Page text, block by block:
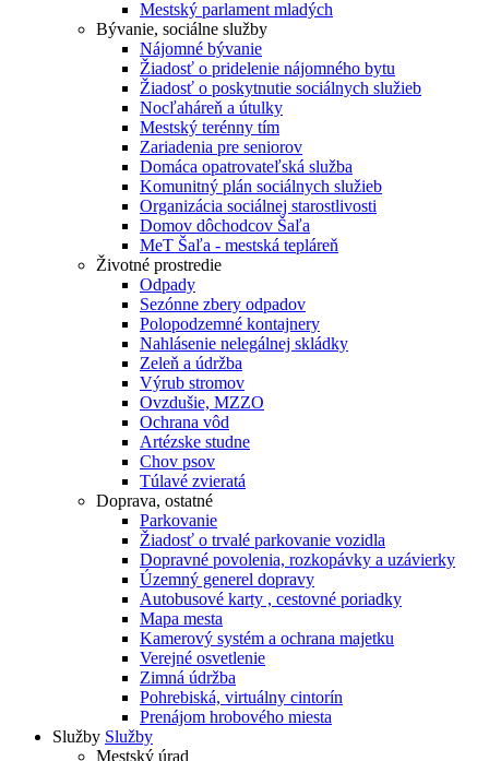
Mestský parlament mladých
Bývanie, sociálne služby
Nájomné bývanie
Žiadosť o pridelenie nájomného bytu
Žiadosť o poskytnutie sociálnych služieb
Nocľaháreň a útulky
Mestský terénny tím
Zariadenia pre seniorov
Domáca opatrovateľská služba
Komunitný plán sociálnych služieb
Organizácia sociálnej starostlivosti
Domov dôchodcov Šaľa
MeT Šaľa - mestská tepláreň
Životné prostredie
Odpady
Sezónne zbery odpadov
Polopodzemné kontajnery
Nahlásenie nelegálnej skládky
Zeleň a údržba
Výrub stromov
Ovzdušie, MZZO
Ochrana vôd
Artézske studne
Chov psov
Túlavé zvieratá
Doprava, ostatné
Parkovanie
Žiadosť o trvalé parkovanie vozidla
Dopravné povolenia, rozkopávky a uzávierky
Územný generel dopravy
Autobusové karty , cestovné poriadky
Mapa mesta
Kamerový systém a ochrana majetku
Verejné osvetlenie
Zimná údržba
Pohrebiská, virtuálny cintorín
Prenájom hrobového miesta
Služby Služby
Mestský úrad